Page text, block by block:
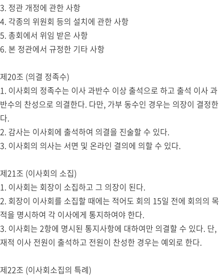
3. 정관 개정에 관한 사항
4. 각종의 위원회 등의 설치에 관한 사항
5. 총회에서 위임 받은 사항
6. 본 정관에서 규정한 기타 사항
제20조 (의결 정족수)
1. 이사회의 정족수는 이사 과반수 이상 출석으로 하고 출석 이사 과
반수의 찬성으로 의결한다. 다만, 가부 동수인 경우는 의장이 결정한
다.
2. 감사는 이사회에 출석하여 의결을 진술할 수 있다.
3. 이사회의 의사는 서면 및 온라인 결의에 의할 수 있다.
제21조 (이사회의 소집)
1. 이사회는 회장이 소집하고 그 의장이 된다.
2. 회장이 이사회를 소집할 때에는 적어도 회의 15일 전에 회의의 목
적을 명시하여 각 이사에게 통지하여야 한다.
3. 이사회는 2항에 명시된 통지사항에 대하여만 의결할 수 있다. 단,
재적 이사 전원이 출석하고 전원이 찬성한 경우는 예외로 한다.
제22조 (이사회소집의 특례)